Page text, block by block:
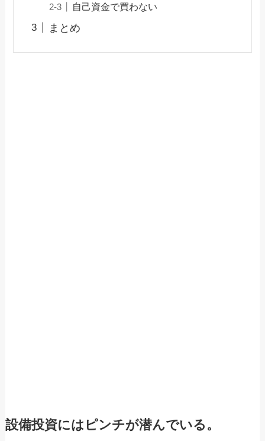
自己資金で買わない
まとめ
設備投資にはピンチが潜んでいる。